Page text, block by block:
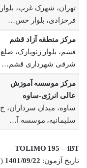
تهران، شهرک غرب، بلوار
فرحزادی، بلوار حس…
مرکز منطقه آزاد قشم
قشم، بلوار ژئوپارک، ضلع
شرقی شهرداری قشم…
مرکز موسسه آموزش
عالی انرژی-ساوه
ساوه، میدان سرداران، خ
سلیمانیه، موسسه آ…
TOLIMO 195 – iBT
تاریخ آزمون: 1401/09/22
(Tuesday, 13 December 2022)